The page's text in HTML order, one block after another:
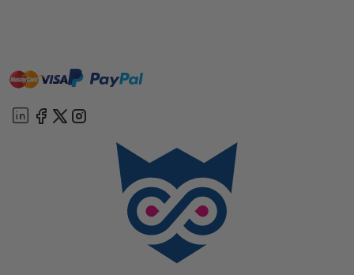
mastervisa paypal